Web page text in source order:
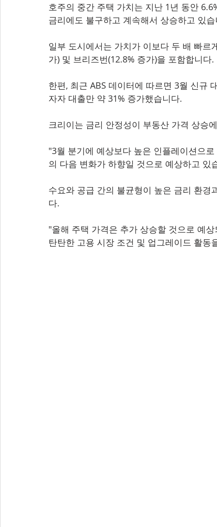
호주의 중간 주택 가치는 지난 1년 동안
금리에도 불구하고 계속해서 상승하고 있
일부 도시에서는 가치가 이보다 두 배 빠르
가) 및 브리즈번(12.8% 증가)을 포함합니다.
한편, 최근 ABS 데이터에 따르면 3월 신규
자자 대출만 약 31% 증가했습니다.
크리이는 금리 안정성이 부동산 가격 상승
"3월 분기에 예상보다 높은 인플레이션으
의 다음 변화가 하향일 것으로 예상하고
수요와 공급 간의 불균형이 높은 금리 환
다.
"올해 주택 가격은 추가 상승할 것으로 예
탄탄한 고용 시장 조건 및 업그레이드 활